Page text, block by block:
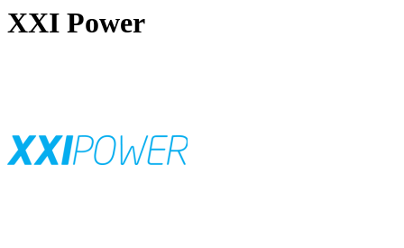
XXI Power